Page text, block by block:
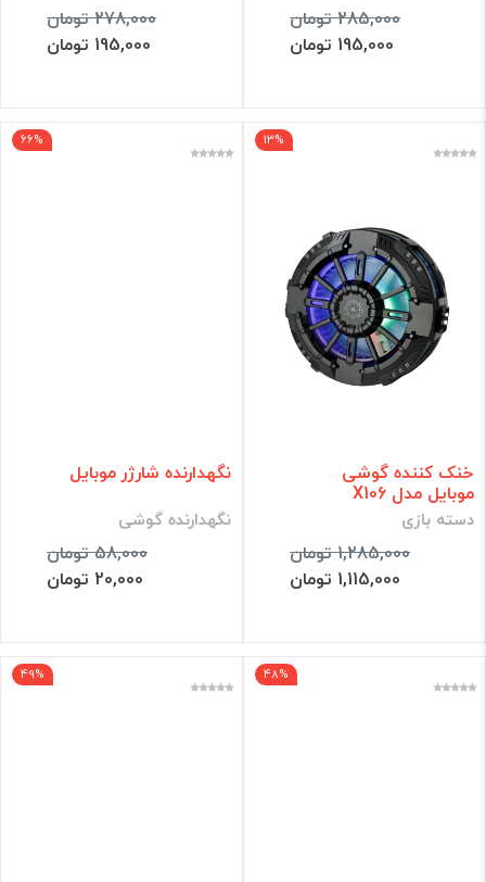
285,000 تومان
195,000 تومان
278,000 تومان
195,000 تومان
13%
خنک کننده گوشی
موبایل مدل X106
دسته بازی
1,285,000 تومان
1,115,000 تومان
66%
نگهدارنده شارژر موبایل
نگهدارنده گوشی
58,000 تومان
20,000 تومان
48%
49%